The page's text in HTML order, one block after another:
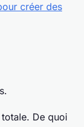
créer des
De quoi